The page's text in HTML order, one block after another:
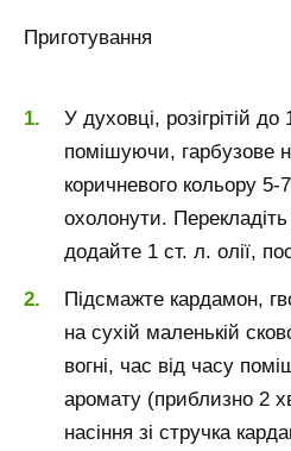
Приготування
У духовці, розігрітій
помішуючи, гарбузове
коричневого кольору
охолонути.
додайте 1 ст. л. олії,
Підсмажте кардамон,
на сухій маленькій
вогні, час від часу
аромату (приблизно 2
насіння зі стручка